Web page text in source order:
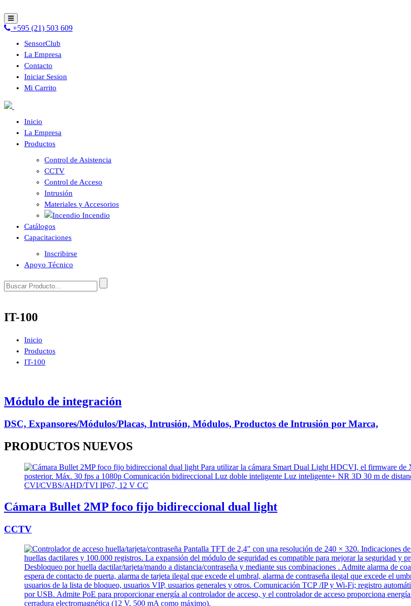
+595 (21) 503 609
SensorClub
La Empresa
Contacto
Iniciar Sesion
Mi Carrito
Inicio
La Empresa
Productos
Control de Asistencia
CCTV
Control de Acceso
Intrusión
Materiales y Accesorios
Incendio
Catálogos
Capacitaciones
Inscribirse
Apoyo Técnico
IT-100
Inicio
Productos
IT-100
Módulo de integración
DSC, Expansores/Módulos/Placas, Intrusión, Módulos, Productos de Intrusión por Marca,
PRODUCTOS NUEVOS
Cámara Bullet 2MP foco fijo bidireccional dual light
CCTV